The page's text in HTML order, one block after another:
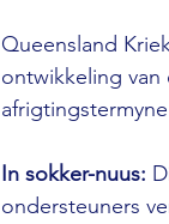
Queensland
ontwikkeling
In sokker-nuus:
ondersteuners